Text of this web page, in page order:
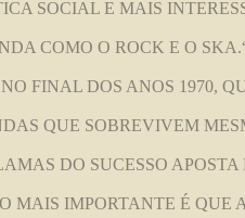
SOCIAL E MAIS
COMO O ROCK E O
FINAL DOS ANOS 1970,
QUE SOBREVIVEM
DO SUCESSO
MAIS IMPORTANTE É QUE